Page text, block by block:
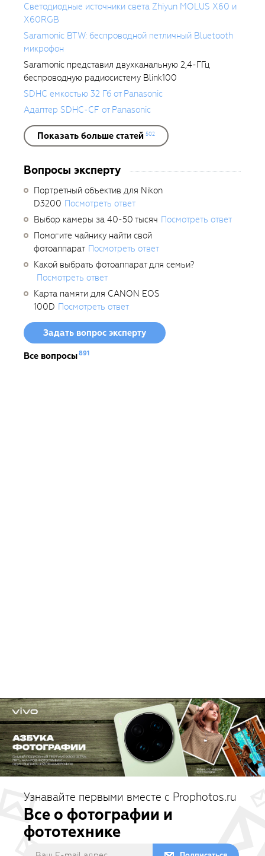
Светодиодные источники света Zhiyun MOLUS X60 и
X60RGB
Saramonic BTW: беспроводной петличный Bluetooth
микрофон
Saramonic представил двухканальную 2,4-ГГц
беспроводную радиосистему Blink100
SDHC емкостью 32 Гб от Panasonic
Адаптер SDHC-CF от Panasonic
Показать больше статей 502
Вопросы эксперту
Портретный объектив для Nikon
D3200 Посмотреть ответ
Выбор камеры за 40-50 тысяч Посмотреть ответ
Помогите чайнику найти свой
фотоаппарат Посмотреть ответ
Какой выбрать фотоаппарат для семьи?
Посмотреть ответ
Карта памяти для CANON EOS
100D Посмотреть ответ
Задать вопрос эксперту
Все вопросы891
Узнавайте первыми вместе с Prophotos.ru
Все о фотографии и
фототехнике